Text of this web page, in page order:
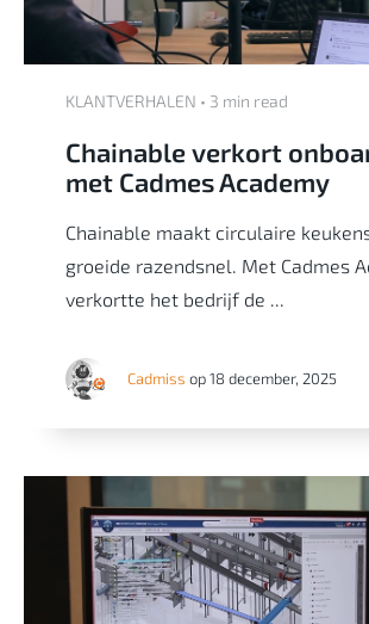
KLANTVERHALEN • 3 min read
Chainable verkort
met Cadmes Academy
Chainable maakt circulaire
groeide razendsnel. Met Cadmes
verkortte het bedrijf de ...
Cadmiss op 18 december, 2025